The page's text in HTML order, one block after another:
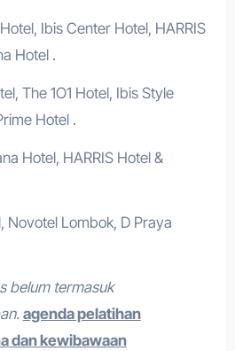
Ibis Center Hotel, HARRIS
Hotel .
The 1O1 Hotel, Ibis Style
Hotel .
Hotel, HARRIS Hotel &
Novotel Lombok, D Praya
belum termasuk
agenda pelatihan
dan kewibawaan